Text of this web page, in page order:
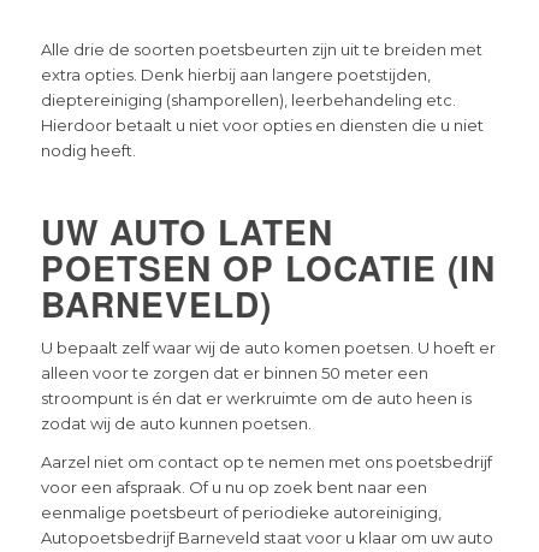
Alle drie de soorten poetsbeurten zijn uit te breiden met
extra opties. Denk hierbij aan langere poetstijden,
dieptereiniging (shamporellen), leerbehandeling etc.
Hierdoor betaalt u niet voor opties en diensten die u niet
nodig heeft.
UW AUTO LATEN
POETSEN OP LOCATIE (IN
BARNEVELD)
U bepaalt zelf waar wij de auto komen poetsen. U hoeft er
alleen voor te zorgen dat er binnen 50 meter een
stroompunt is én dat er werkruimte om de auto heen is
zodat wij de auto kunnen poetsen.
Aarzel niet om contact op te nemen met ons poetsbedrijf
voor een afspraak. Of u nu op zoek bent naar een
eenmalige poetsbeurt of periodieke autoreiniging,
Autopoetsbedrijf Barneveld staat voor u klaar om uw auto